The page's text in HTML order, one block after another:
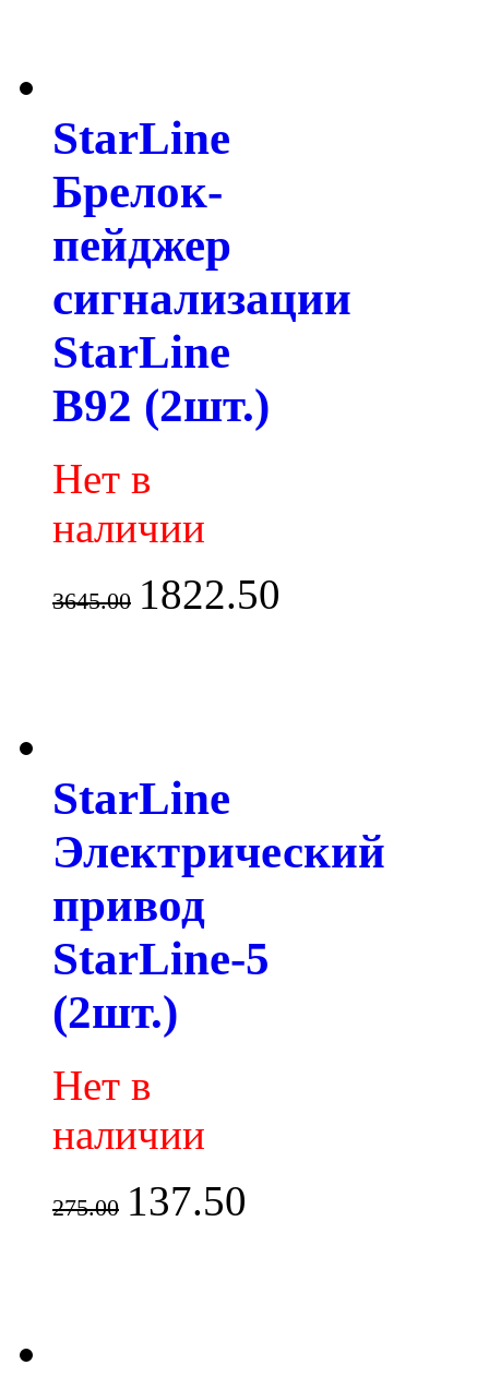
StarLine
Брелок-
пейджер
сигнализации
StarLine
B92 (2шт.)
Нет в
наличии
3645.00 1822.50
StarLine
Электрический
привод
StarLine-5
(2шт.)
Нет в
наличии
275.00 137.50